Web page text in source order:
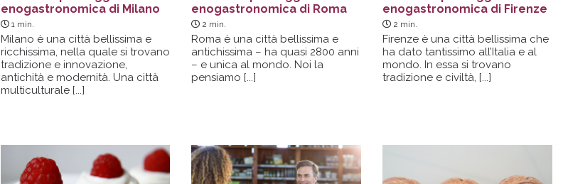
enogastronomica di Milano
1 min.
Milano è una città bellissima e
ricchissima, nella quale si trovano
tradizione e innovazione,
antichità e modernità. Una città
multiculturale [...]
enogastronomica di Roma
2 min.
Roma è una città bellissima e
antichissima – ha quasi 2800 anni
– e unica al mondo. Noi la
pensiamo [...]
enogastronomica di Firenze
2 min.
Firenze è una città bellissima che
ha dato tantissimo all’Italia e al
mondo. In essa si trovano
tradizione e civiltà, [...]